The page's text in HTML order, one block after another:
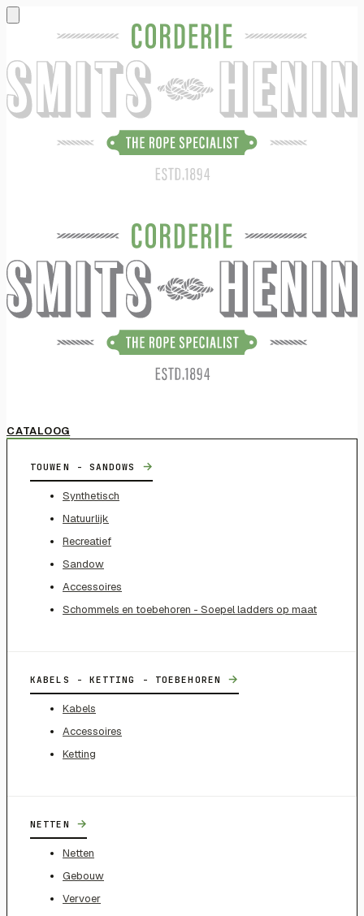
CATALOOG
TOUWEN - SANDOWS →
Synthetisch
Natuurlijk
Recreatief
Sandow
Accessoires
Schommels en toebehoren - Soepel ladders op maat
KABELS - KETTING - TOEBEHOREN →
Kabels
Accessoires
Ketting
NETTEN →
Netten
Gebouw
Vervoer